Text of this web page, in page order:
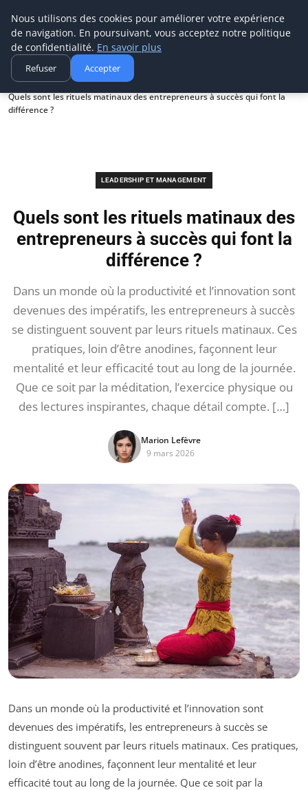
Ms Events Europe
Accueil
Leadership et management
Quels sont les rituels matinaux des entrepreneurs à succès qui font la
différence ?
LEADERSHIP ET MANAGEMENT
Quels sont les rituels matinaux des
entrepreneurs à succès qui font la
différence ?
Dans un monde où la productivité et l’innovation sont
devenues des impératifs, les entrepreneurs à succès
se distinguent souvent par leurs rituels matinaux. Ces
pratiques, loin d’être anodines, façonnent leur
mentalité et leur efficacité tout au long de la journée.
Que ce soit par la méditation, l’exercice physique ou
des lectures inspirantes, chaque détail compte. […]
Marion Lefèvre
9 mars 2026
Dans un monde où la productivité et l’innovation sont
devenues des impératifs, les entrepreneurs à succès se
distinguent souvent par leurs rituels matinaux. Ces pratiques,
loin d’être anodines, façonnent leur mentalité et leur
efficacité tout au long de la journée. Que ce soit par la
Nous utilisons des cookies pour améliorer votre expérience
de navigation. En poursuivant, vous acceptez notre politique
de confidentialité. En savoir plus
Refuser Accepter